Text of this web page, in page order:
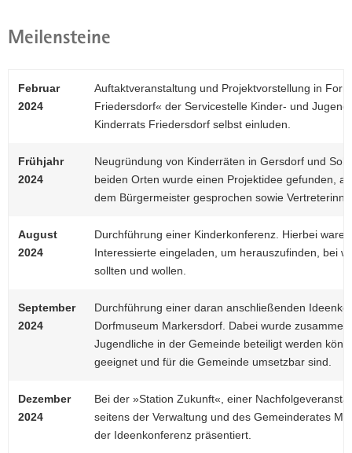
Meilensteine
Februar
2024
Auftaktveranstaltung und Projektvorstellung in
Friedersdorf« der Servicestelle Kinder- und
Kinderrats Friedersdorf selbst einluden.
Frühjahr
2024
Neugründung von Kinderräten in Gersdorf und
beiden Orten wurde einen Projektidee gefunden,
dem Bürgermeister gesprochen sowie
August
2024
Durchführung einer Kinderkonferenz. Hierbei
Interessierte eingeladen, um herauszufinden, bei
sollten und wollen.
September
2024
Durchführung einer daran anschließenden
Dorfmuseum Markersdorf. Dabei wurde
Jugendliche in der Gemeinde beteiligt werden
geeignet und für die Gemeinde umsetzbar sind.
Dezember
2024
Bei der »Station Zukunft«, einer
seitens der Verwaltung und des Gemeinderates
der Ideenkonferenz präsentiert.